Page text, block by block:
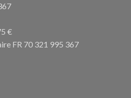
€
FR 70 321 995 367